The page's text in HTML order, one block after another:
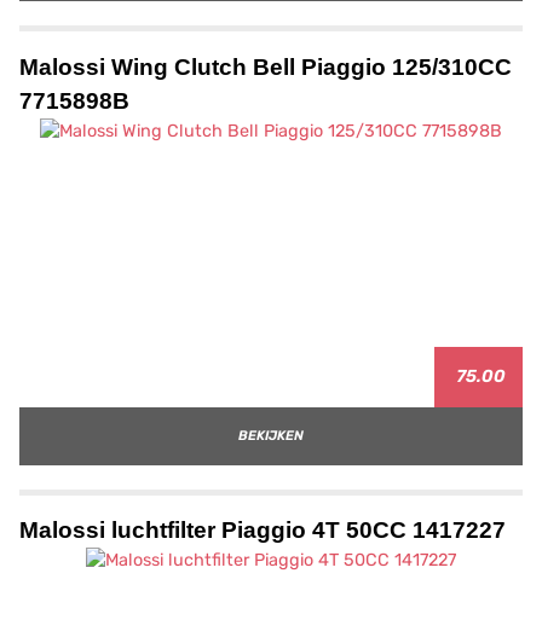
Malossi Wing Clutch Bell Piaggio 125/310CC
7715898B
75.00
BEKIJKEN
Malossi luchtfilter Piaggio 4T 50CC 1417227